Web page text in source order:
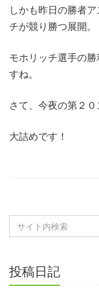
しかも昨日の勝者
チが競り勝つ展開。
モホリッチ選手の
すね。
さて、今夜の第２０
大詰めです！
投稿日記